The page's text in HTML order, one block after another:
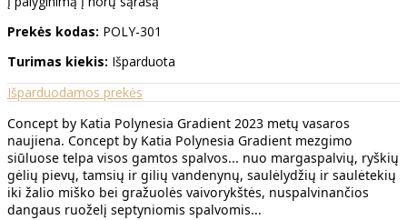
Prekės kodas: POLY-301
Turimas kiekis: Išparduota
Išparduodamos prekės
Concept by Katia Polynesia Gradient 2023 metų vasaros
naujiena. Concept by Katia Polynesia Gradient mezgimo
siūluose telpa visos gamtos spalvos... nuo margaspalvių, ryškių
gėlių pievų, tamsių ir gilių vandenynų, saulėlydžių ir saulėtekių
iki žalio miško bei gražuolės vaivorykštės, nuspalvinančios
dangaus ruoželį septyniomis spalvomis...